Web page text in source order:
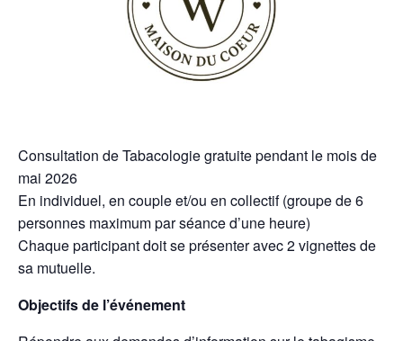
Consultation de Tabacologie gratuite pendant le mois de
mai 2026
En individuel, en couple et/ou en collectif (groupe de 6
personnes maximum par séance d’une heure)
Chaque participant doit se présenter avec 2 vignettes de
sa mutuelle.
Objectifs de l’événement